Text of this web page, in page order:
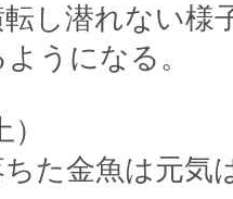
し潜れない様
うになる。
た金魚は元気